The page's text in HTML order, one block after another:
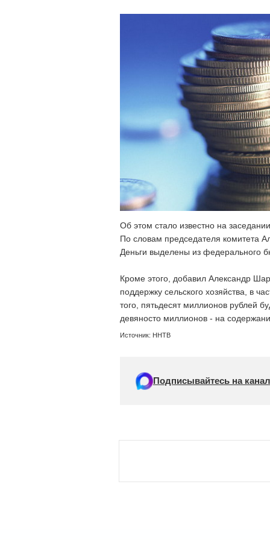
Об этом стало известно на
По словам председателя комитета
Деньги выделены из федерального
Кроме этого, добавил Александр
поддержку сельского хозяйства, в
того, пятьдесят миллионов рублей
девяносто миллионов - на
Источник: ННТВ
Подписывайтесь на